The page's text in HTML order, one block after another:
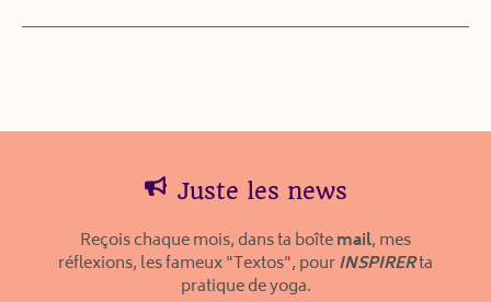
Juste les news
Reçois chaque mois, dans ta boîtemail, mes
réflexions, les fameux "Textos", pourINSPIRERta
pratique de yoga.